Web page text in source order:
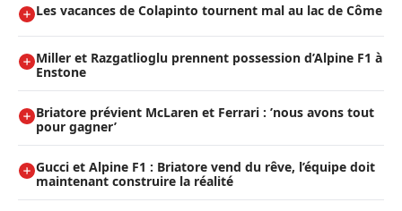
Les vacances de Colapinto tournent mal au lac de Côme
Miller et Razgatlioglu prennent possession d’Alpine F1 à
Enstone
Briatore prévient McLaren et Ferrari : ’nous avons tout
pour gagner’
Gucci et Alpine F1 : Briatore vend du rêve, l’équipe doit
maintenant construire la réalité